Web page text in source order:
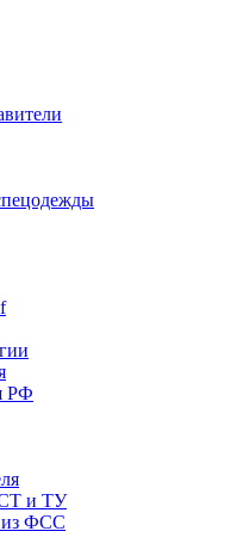
РФ
и ТУ
из ФСС